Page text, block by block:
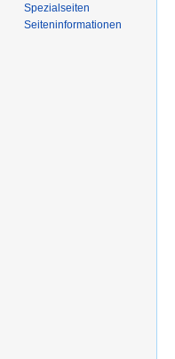
Spezialseiten
Seiten­­informationen